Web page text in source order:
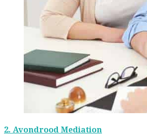
2. Avondrood Mediation